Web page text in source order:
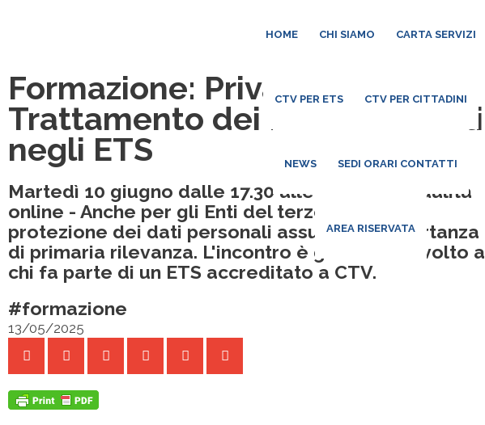
HOME CHI SIAMO CARTA SERVIZI
CTV PER ETS CTV PER CITTADINI
NEWS SEDI ORARI CONTATTI
AREA RISERVATA
Formazione: Privacy –
Trattamento dei Dati personali
negli ETS
Martedì 10 giugno dalle 17.30 alle 19.30 in modalità
online - Anche per gli Enti del terzo settore la
protezione dei dati personali assume un’importanza
di primaria rilevanza. L'incontro è gratuito e rivolto a
chi fa parte di un ETS accreditato a CTV.
#formazione
13/05/2025